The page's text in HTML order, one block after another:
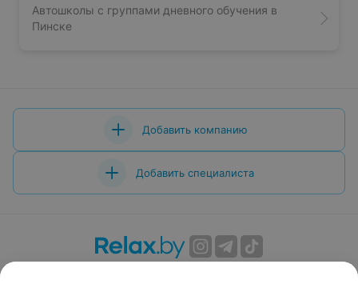
Автошколы с группами дневного обучения в
Пинске
Добавить компанию
Добавить специалиста